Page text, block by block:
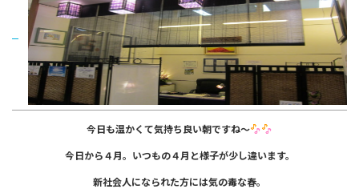
今日も温かくて気持ち良い朝ですね～
今日から４月。 いつもの４月と様子が少し違います。
新社会人になられた方には気の毒な春。